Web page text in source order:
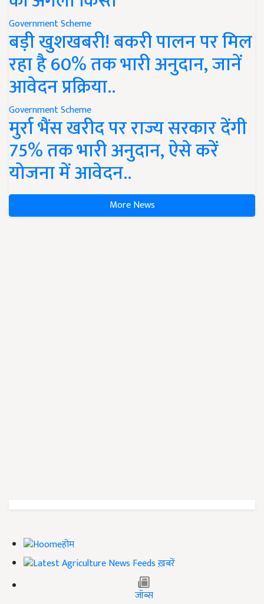
Government Scheme
बड़ी खुशखबरी! बकरी पालन पर मिल
रहा है 60% तक भारी अनुदान, जानें
आवेदन प्रक्रिया..
Government Scheme
मुर्रा भैंस खरीद पर राज्य सरकार देंगी
75% तक भारी अनुदान, ऐसे करें
योजना में आवेदन..
More News
होम
ख़बरें
जॉब्स